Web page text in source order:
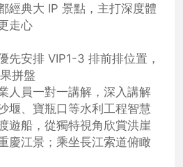
經典大 IP 景點，主打深度體
走心
先安排 VIP1-3 排前排位置，
拼盤
人員一對一講解，深入講解
堰、寶瓶口等水利工程智慧
遊船，從獨特視角欣賞洪崖
慶江景；乘坐長江索道俯瞰